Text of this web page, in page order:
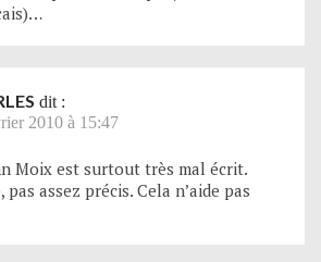
dit :
2010 à 15:47
Moix est surtout très mal écrit.
assez précis. Cela n’aide pas